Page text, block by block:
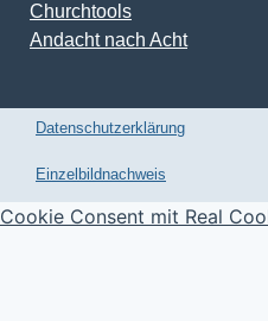
Churchtools
Andacht nach Acht
Datenschutzerklärung
Einzelbildnachweis
Cookie Consent mit Real